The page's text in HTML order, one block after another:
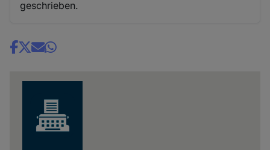
geschrieben.
Share